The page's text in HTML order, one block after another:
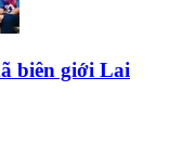
biên giới Lai